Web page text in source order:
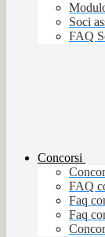
Soci
FAQ
Concorsi
FAQ
Faq
Faq